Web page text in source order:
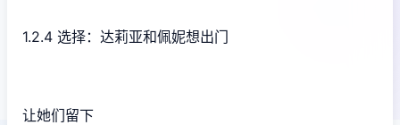
1.2.4 选择：达莉亚和佩妮想出门
让她们留下